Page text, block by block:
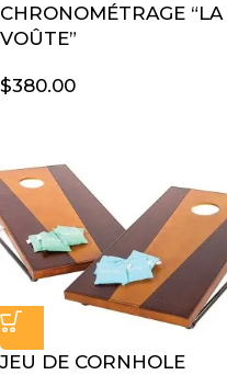
CHRONOMÉTRAGE “LA
VOÛTE”
$380.00
JEU DE CORNHOLE